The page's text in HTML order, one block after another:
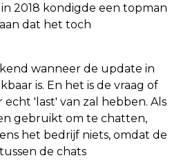
2018 kondigde een topman
dat het toch
wanneer de update in
is. En het is de vraag of
echt 'last' van zal hebben. Als
gebruikt om te chatten,
het bedrijf niets, omdat de
de chats